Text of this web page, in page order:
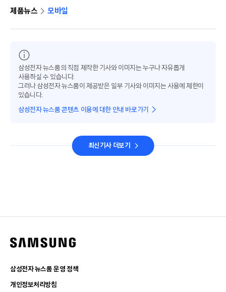
제품뉴스 모바일
삼성전자 뉴스룸의 직접 제작한 기사와 이미지는 누구나 자유롭게
사용하실 수 있습니다.
그러나 삼성전자 뉴스룸이 제공받은 일부 기사와 이미지는 사용에 제한이
있습니다.
삼성전자 뉴스룸 콘텐츠 이용에 대한 안내 바로가기
최신기사 더보기
삼성전자 뉴스룸 운영 정책
개인정보처리방침